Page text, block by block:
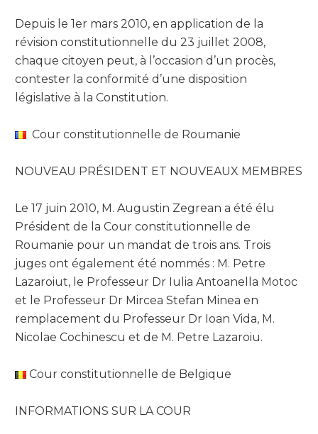
Depuis le 1er mars 2010, en application de la
révision constitutionnelle du 23 juillet 2008,
chaque citoyen peut, à l’occasion d’un procès,
contester la conformité d’une disposition
législative à la Constitution.
Cour constitutionnelle de Roumanie
NOUVEAU PRÉSIDENT ET NOUVEAUX MEMBRES
Le 17 juin 2010, M. Augustin Zegrean a été élu
Président de la Cour constitutionnelle de
Roumanie pour un mandat de trois ans. Trois
juges ont également été nommés : M. Petre
Lazaroiut, le Professeur Dr Iulia Antoanella Motoc
et le Professeur Dr Mircea Stefan Minea en
remplacement du Professeur Dr Ioan Vida, M.
Nicolae Cochinescu et de M. Petre Lazaroiu.
Cour constitutionnelle de Belgique
INFORMATIONS SUR LA COUR